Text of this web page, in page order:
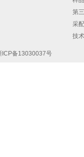
第
采
技
ICP备13030037号